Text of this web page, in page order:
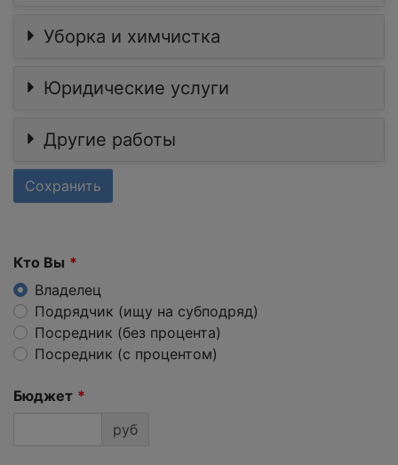
Уборка и химчистка
Юридические услуги
Другие работы
Сохранить
Кто Вы
Владелец
Подрядчик (ищу на субподряд)
Посредник (без процента)
Посредник (с процентом)
Бюджет
руб